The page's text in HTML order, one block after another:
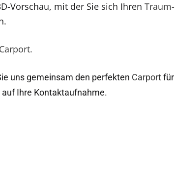
Vorschau, mit der Sie sich Ihren Traum-
uns gemeinsam den perfekten Carportfür
Ihre Kontaktaufnahme.